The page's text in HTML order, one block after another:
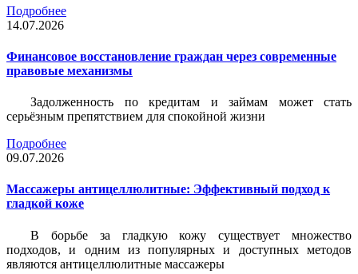
Подробнее
14.07.2026
Финансовое восстановление граждан через современные
правовые механизмы
Задолженность по кредитам и займам может стать
серьёзным препятствием для спокойной жизни
Подробнее
09.07.2026
Массажеры антицеллюлитные: Эффективный подход к
гладкой коже
В борьбе за гладкую кожу существует множество
подходов, и одним из популярных и доступных методов
являются антицеллюлитные массажеры